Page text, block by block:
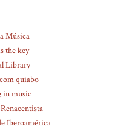
Música
the key
Library
quiabo
in music
Iberoamérica